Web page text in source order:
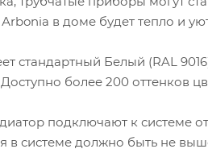
в доме будет тепло и
стандартный Белый (RAL
более 200 оттенков
подключают к системе
в системе должно быть не